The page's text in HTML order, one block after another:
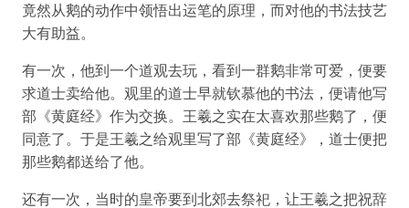
竟然从鹅的动作中领悟出运笔的原理，而对他的书法技艺
大有助益。
有一次，他到一个道观去玩，看到一群鹅非常可爱，便要
求道士卖给他。观里的道士早就钦慕他的书法，便请他写
部《黄庭经》作为交换。王羲之实在太喜欢那些鹅了，便
同意了。于是王羲之给观里写了部《黄庭经》，道士便把
那些鹅都送给了他。
还有一次，当时的皇帝要到北郊去祭祀，让王羲之把祝辞